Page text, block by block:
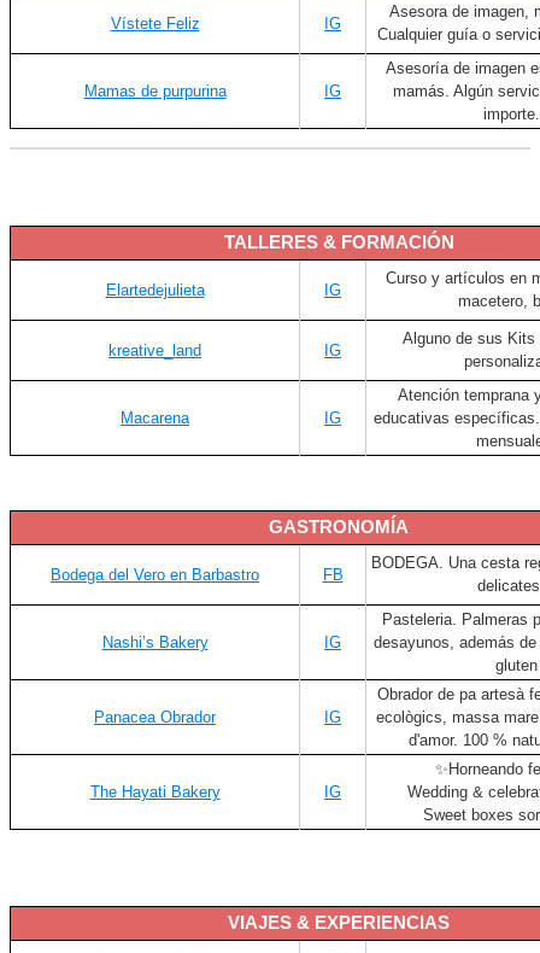
Vístete Feliz IG
Asesora de imagen,
Cualquier guía o
Mamas de purpurina IG
Asesoría de imagen
mamás. Algún
TALLERES & FORMACIÓN
Elartedejulieta IG
Curso y artículos en
macetero,
kreative_land IG
Alguno de sus Kits
Macarena IG
Atención temprana
educativas
GASTRONOMÍA
Bodega del Vero en Barbastro FB
BODEGA. Una cesta
Nashi’s Bakery IG
Pasteleria. Palmeras
desayunos, además
gluten
Panacea Obrador IG
Obrador de pa artesà
ecològics, massa
d'amor. 100 %
The Hayati Bakery IG
✨Horneando
Wedding &
Sweet boxes
VIAJES & EXPERIENCIAS